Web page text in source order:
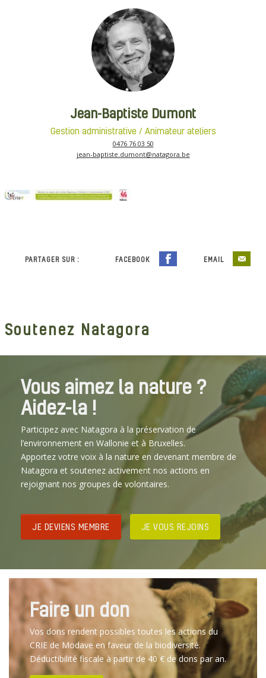
Jean-Baptiste Dumont
Gestion administrative / Animateur ateliers
0476 76 03 50
jean-baptiste.dumont@natagora.be
PARTAGER SUR : FACEBOOK EMAIL
Soutenez Natagora
Vous aimez la nature ?
Aidez-la !
Participez avec Natagora à la préservation de
l’environnement en Wallonie et à Bruxelles.
Apportez votre voix à la nature en devenant membre de
Natagora et soutenez activement nos actions en
rejoignant nos groupes de volontaires.
JE DEVIENS MEMBRE JE VOUS REJOINS
Faire un don
Vos dons rendent possibles toutes les actions du
CRIE de Modave en faveur de la biodiversité.
Déductibilité fiscale à partir de 40 € de dons par an.